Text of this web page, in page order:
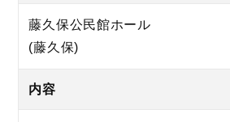
藤久保公民館ホール
(藤久保)
内容